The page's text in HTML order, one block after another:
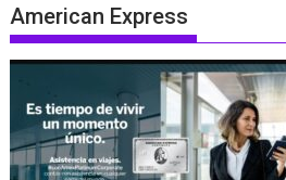
American Express